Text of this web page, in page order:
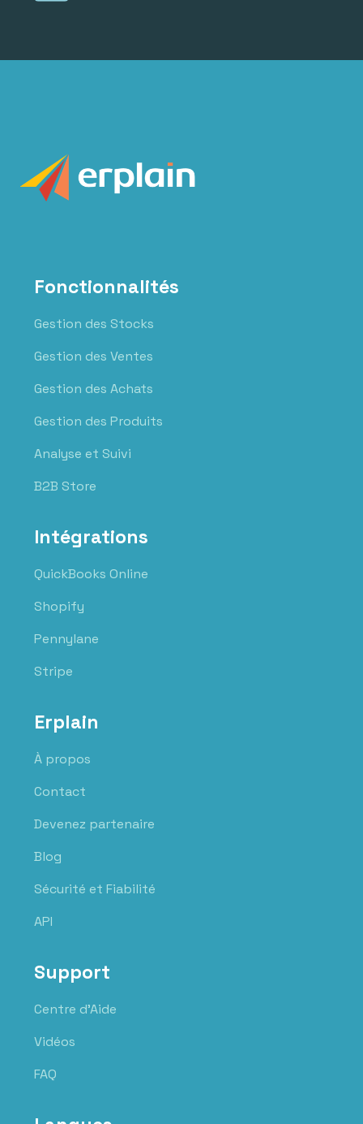
Fonctionnalités
Gestion des Stocks
Gestion des Ventes
Gestion des Achats
Gestion des Produits
Analyse et Suivi
B2B Store
Intégrations
QuickBooks Online
Shopify
Pennylane
Stripe
Erplain
À propos
Contact
Devenez partenaire
Blog
Sécurité et Fiabilité
API
Support
Centre d'Aide
Vidéos
FAQ